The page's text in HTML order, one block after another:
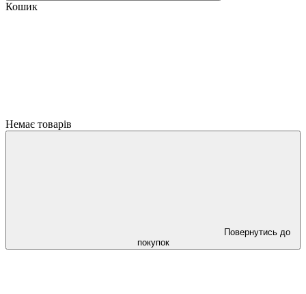
Кошик
Немає товарів
Повернутись до
покупок